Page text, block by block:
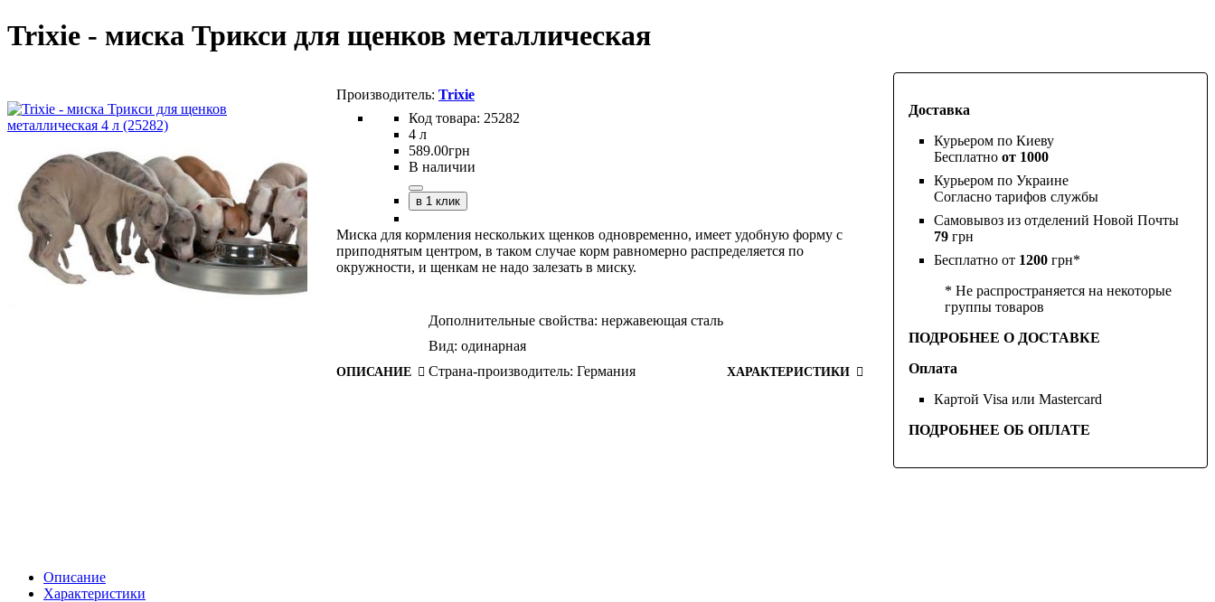
Trixie - миска Трикси для щенков металлическая
Доставка
Курьером по Киеву
Бесплатно от 1000
Курьером по Украине
Согласно тарифов службы
Самовывоз из отделений Новой Почты
79 грн
Бесплатно от 1200 грн*
* Не распространяется на некоторые
группы товаров
ПОДРОБНЕЕ О ДОСТАВКЕ
Оплата
Картой Visa или Mastercard
ПОДРОБНЕЕ ОБ ОПЛАТЕ
Trixie
25282
4 л
589.00грн
В наличии
в 1 клик
Миска для кормления нескольких щенков одновременно, имеет удобную форму с
приподнятым центром, в таком случае корм равномерно распределяется по
окружности, и щенкам не надо залезать в миску.
ОПИСАНИЕ
Дополнительные свойства: нержавеющая сталь
Вид: одинарная
Страна-производитель: Германия ХАРАКТЕРИСТИКИ
Описание
Характеристики